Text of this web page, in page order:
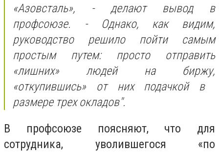
«Азовсталь», - делают вывод в
профсоюзе. - Однако, как видим,
руководство решило пойти самым
простым путем: просто отправить
«лишних» людей на биржу,
«откупившись» от них подачкой в ​​
размере трех окладов".
В профсоюзе поясняют, что для
сотрудника, уволившегося «по